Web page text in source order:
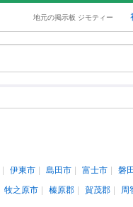
地元の掲示板 ジモティー
伊東市 島田市 富士市 磐
牧之原市 榛原郡 賀茂郡 周